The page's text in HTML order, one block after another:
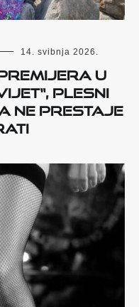
14. svibnja 2026.
u
plesni
ne prestaje